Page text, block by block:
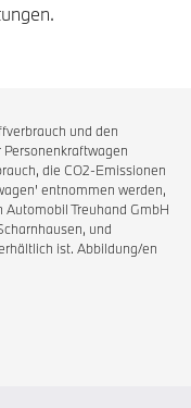
und den
die CO2-Emissionen
entnommen werden,
Treuhand GmbH
und
ist. Abbildung/en